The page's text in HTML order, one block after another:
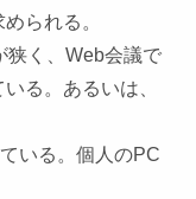
られる。
狭く、Web会議で
る。あるいは、
いる。個人のPC